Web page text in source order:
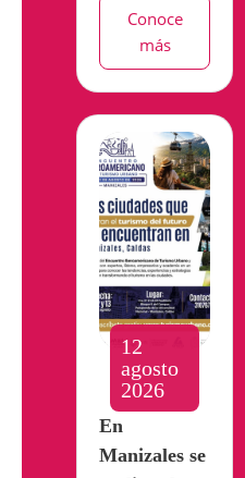
Conoce
más
12
agosto
2026
En
Manizales se